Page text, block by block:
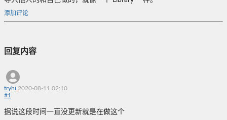
添加评论
回复内容
tryhi 2020-08-11 02:10
#1
据说这段时间一直没更新就是在做这个